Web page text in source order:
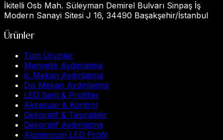
İkitelli Osb Mah. Süleyman Demirel Bulvarı Sinpaş İş
Modern Sanayi Sitesi J 16, 34490 Başakşehir/İstanbul
Ürünler
Tüm Ürünler
Manyetik Aydınlatma
İç Mekan Aydınlatma
Dış Mekan Aydınlatma
LED Şerit & Profiller
Aksesuar & Kontrol
Dekoratif & Taşınabilir
Dekoratif Aydınlatma
Alüminyum LED Profil